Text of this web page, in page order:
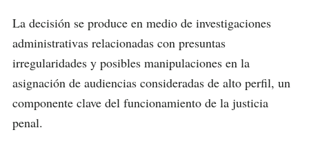
La decisión se produce en medio de investigaciones
administrativas relacionadas con presuntas
irregularidades y posibles manipulaciones en la
asignación de audiencias consideradas de alto perfil, un
componente clave del funcionamiento de la justicia
penal.